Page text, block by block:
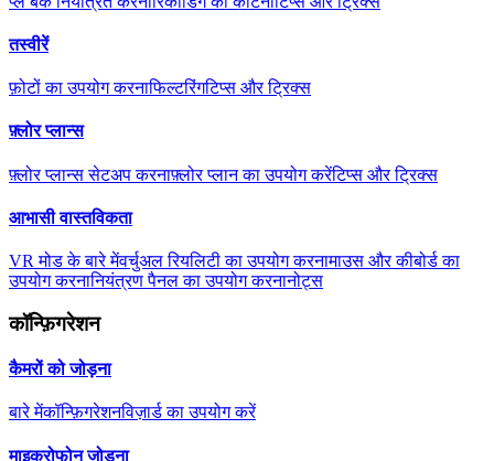
तस्वीरें
फ़ोटों का उपयोग करनाफिल्टरिंगटिप्स और ट्रिक्स
फ़्लोर प्लान्स
फ़्लोर प्लान्स सेटअप करनाफ़्लोर प्लान का उपयोग करेंटिप्स और ट्रिक्स
आभासी वास्तविकता
VR मोड के बारे मेंवर्चुअल रियलिटी का उपयोग करनामाउस और कीबोर्ड का
उपयोग करनानियंत्रण पैनल का उपयोग करनानोट्स
कॉन्फ़िगरेशन
कैमरों को जोड़ना
बारे मेंकॉन्फ़िगरेशनविज़ार्ड का उपयोग करें
माइक्रोफोन जोड़ना